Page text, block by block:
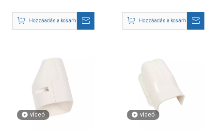
Hozzáadás a kosárhoz Hozzáadás a kosárhoz
videó videó